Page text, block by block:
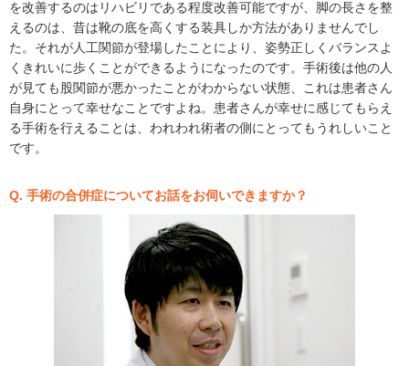
を改善するのはリハビリである程度改善可能ですが、脚の長さを整
えるのは、昔は靴の底を高くする装具しか方法がありませんでし
た。それが人工関節が登場したことにより、姿勢正しくバランスよ
くきれいに歩くことができるようになったのです。手術後は他の人
が見ても股関節が悪かったことがわからない状態、これは患者さん
自身にとって幸せなことですよね。患者さんが幸せに感じてもらえ
る手術を行えることは、われわれ術者の側にとってもうれしいこと
です。
Q. 手術の合併症についてお話をお伺いできますか？